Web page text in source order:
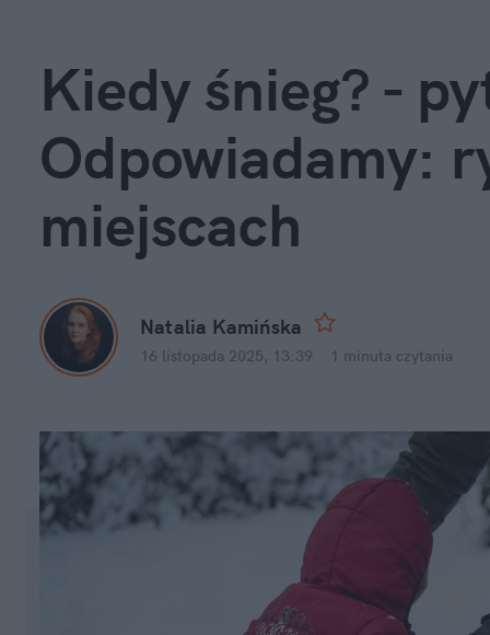
Kiedy śnieg? -
Odpowiadamy:
miejscach
Natalia Kamińska
16 listopada 2025, 13:39 1 minuta czytania